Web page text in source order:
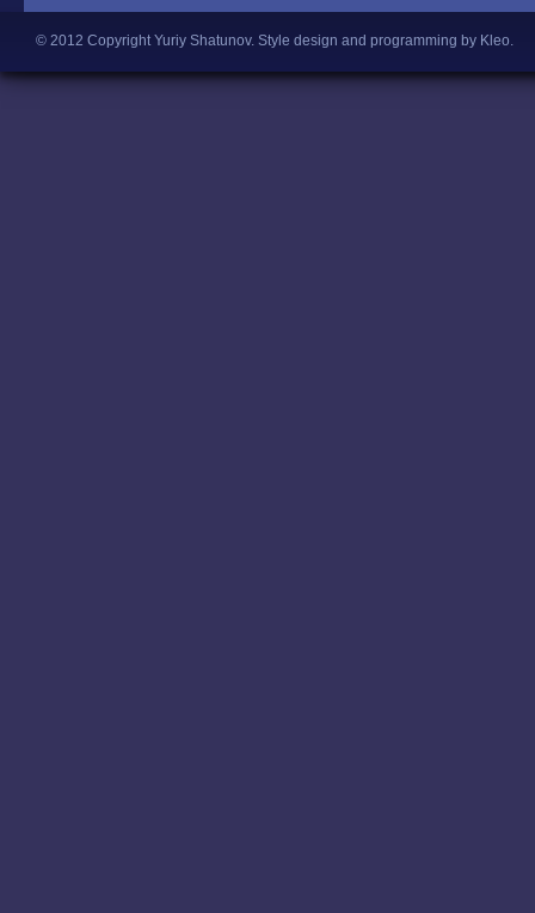
© 2012 Copyright Yuriy Shatunov. Style design and programming by Kleo.